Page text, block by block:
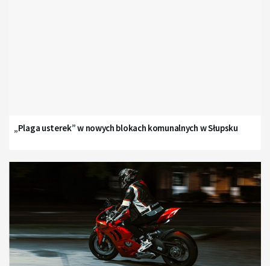
„Plaga usterek” w nowych blokach komunalnych w Słupsku